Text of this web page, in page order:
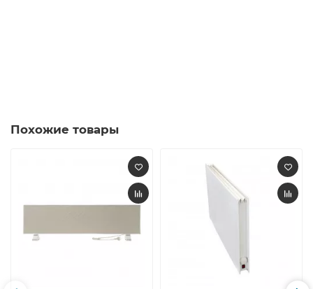
Похожие товары